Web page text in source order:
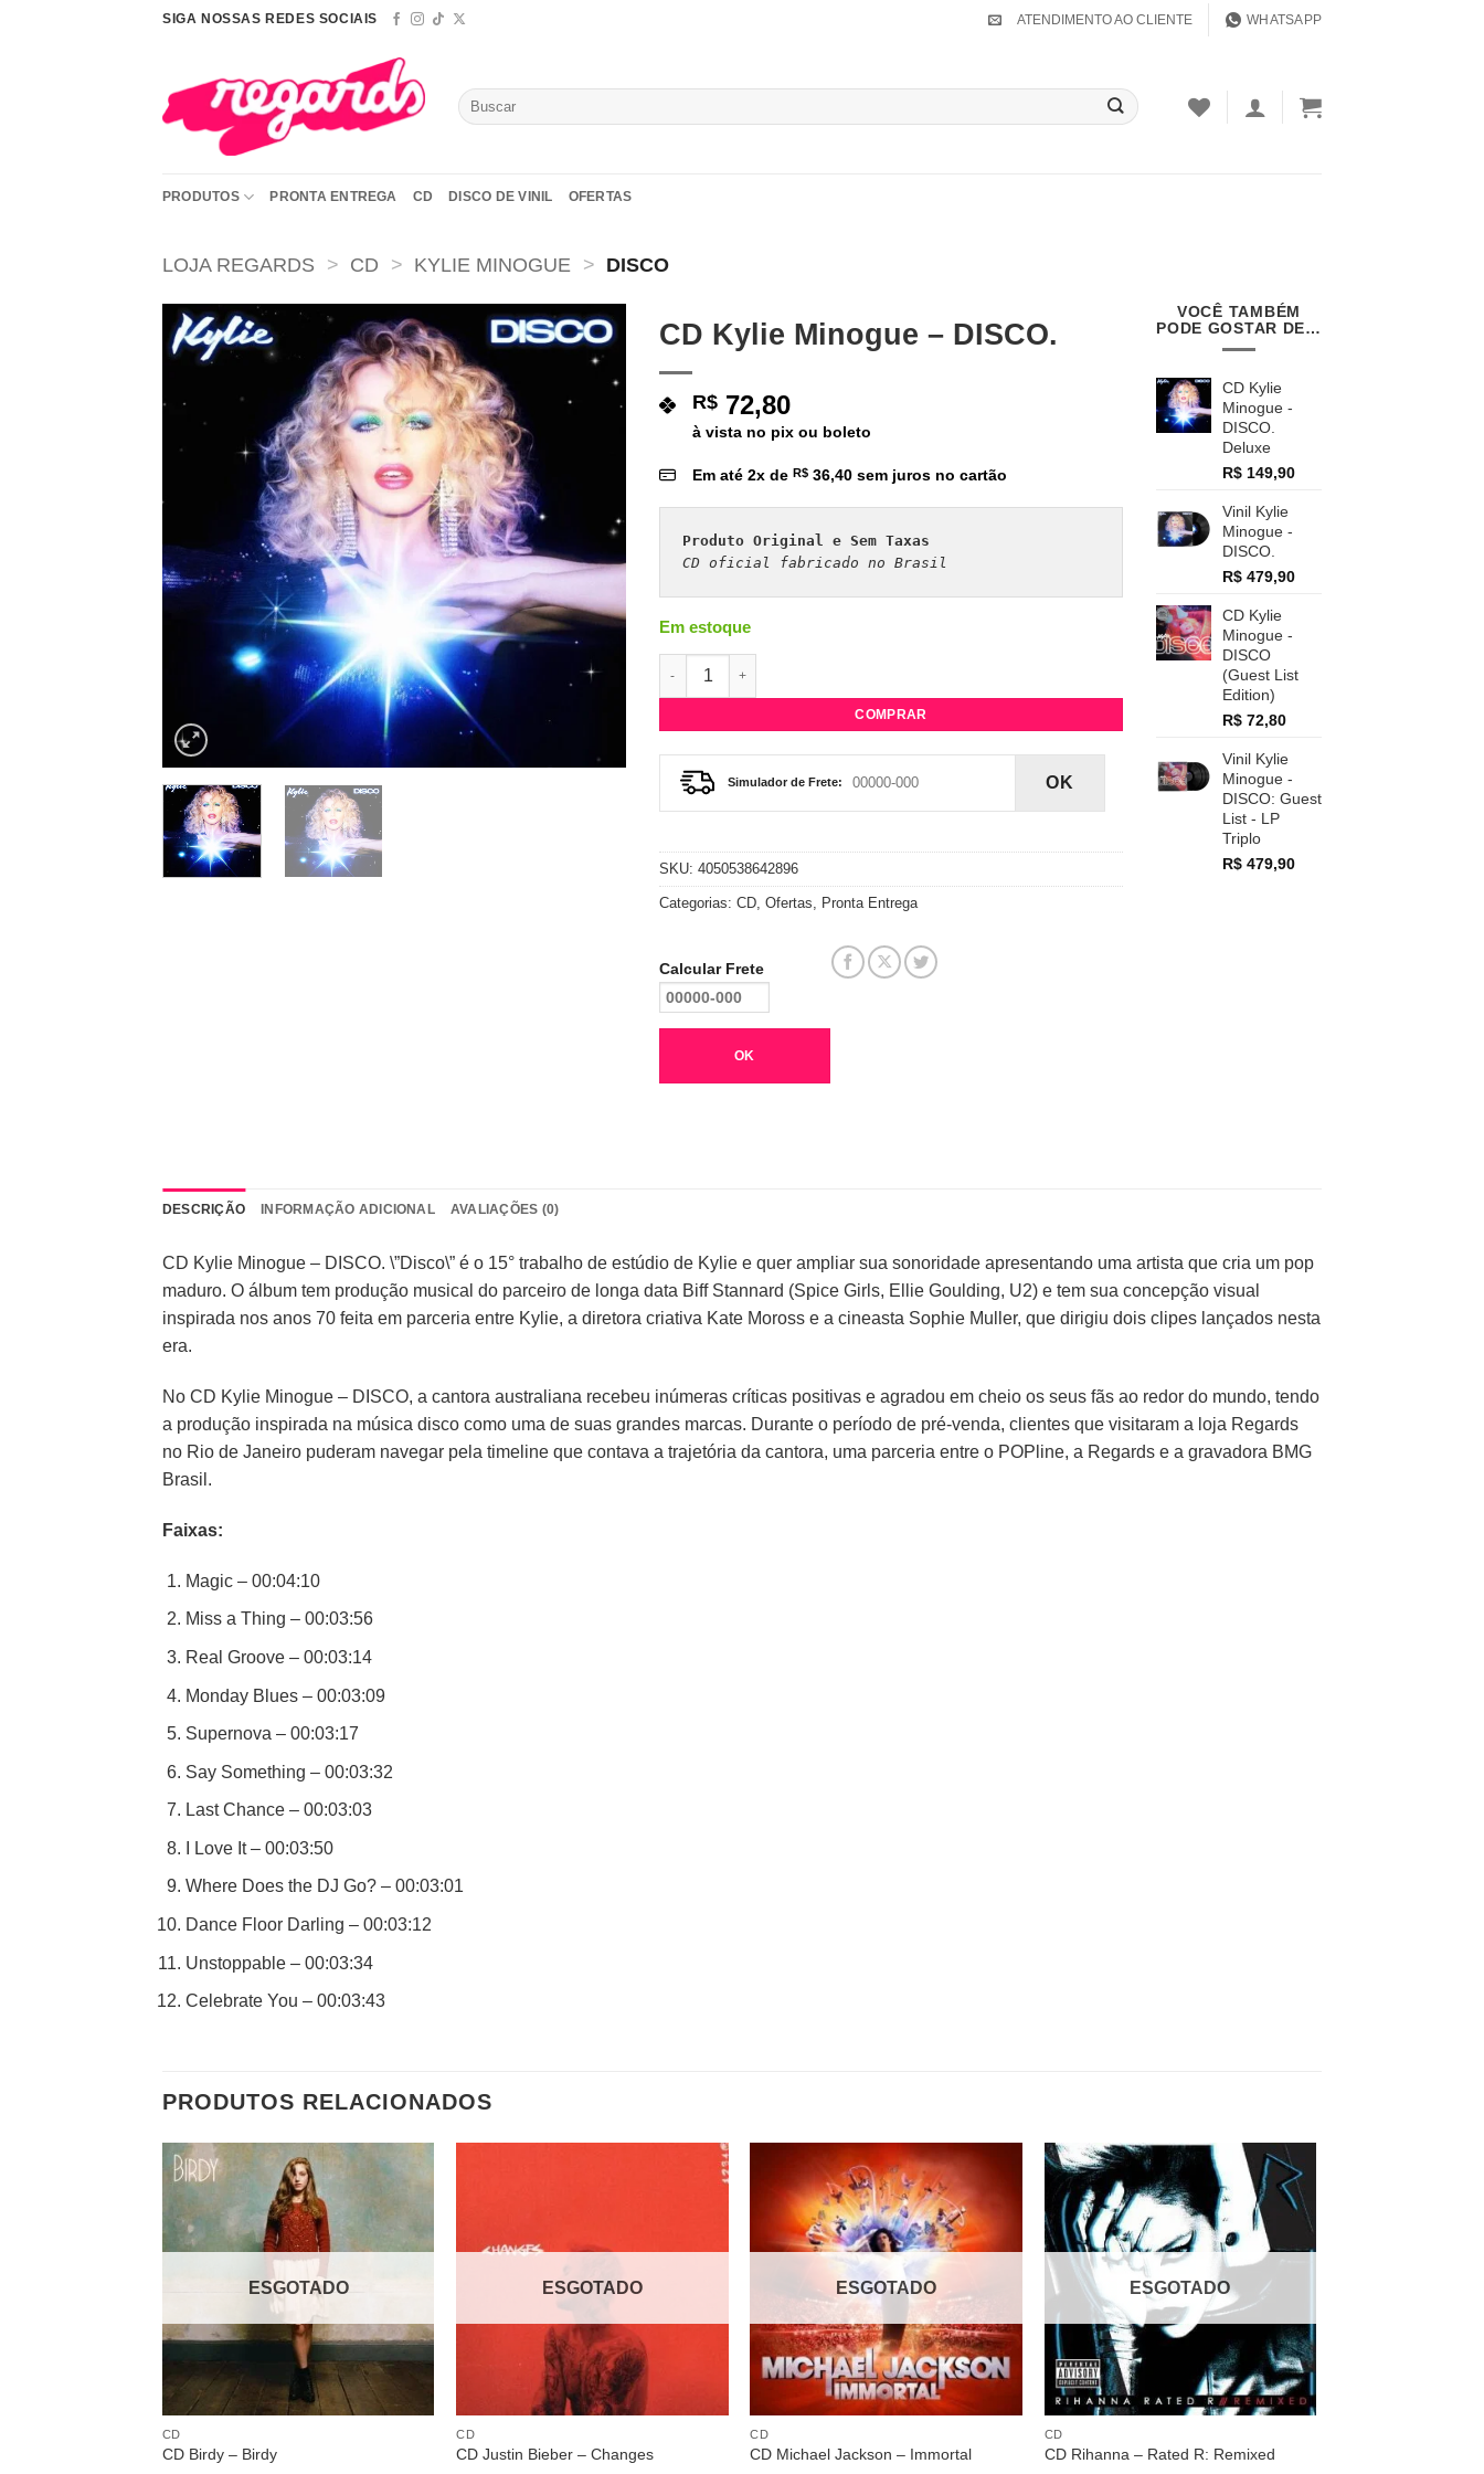
SIGA NOSSAS REDES SOCIAIS ATENDIMENTO AO CLIENTE WHATSAPP
Pesquisar
por:
PRODUTOS PRONTA ENTREGA CD DISCO DE VINIL OFERTAS
LOJA REGARDS > CD > KYLIE MINOGUE > DISCO
Adicionar
desejos
CD Kylie Minogue – DISCO.
R$ 72,80
à vista no pix ou boleto
Em até 2x de R$ 36,40 sem juros no cartão
Produto Original e Sem Taxas
CD oficial fabricado no Brasil
Em estoque
CD Kylie Minogue - DISCO. quantidade
COMPRAR
Simulador de Frete: OK
SKU: 4050538642896
Categorias: CD Ofertas Pronta Entrega
Calcular Frete
OK
VOCÊ TAMBÉM
PODE GOSTAR DE…
CD Kylie
Minogue -
DISCO.
Deluxe
R$ 149,90
Vinil Kylie
Minogue -
DISCO.
R$ 479,90
CD Kylie
Minogue -
DISCO
(Guest List
Edition)
R$ 72,80
Vinil Kylie
Minogue -
DISCO: Guest
List - LP
Triplo
R$ 479,90
DESCRIÇÃO INFORMAÇÃO ADICIONAL AVALIAÇÕES (0)
CD Kylie Minogue – DISCO. \”Disco\” é o 15° trabalho de estúdio de Kylie e quer ampliar sua sonoridade apresentando uma artista que cria um pop
maduro. O álbum tem produção musical do parceiro de longa data Biff Stannard (Spice Girls, Ellie Goulding, U2) e tem sua concepção visual
inspirada nos anos 70 feita em parceria entre Kylie, a diretora criativa Kate Moross e a cineasta Sophie Muller, que dirigiu dois clipes lançados nesta
era.
No CD Kylie Minogue – DISCO, a cantora australiana recebeu inúmeras críticas positivas e agradou em cheio os seus fãs ao redor do mundo, tendo
a produção inspirada na música disco como uma de suas grandes marcas. Durante o período de pré-venda, clientes que visitaram a loja Regards
no Rio de Janeiro puderam navegar pela timeline que contava a trajetória da cantora, uma parceria entre o POPline, a Regards e a gravadora BMG
Brasil.
Faixas:
Magic – 00:04:10
Miss a Thing – 00:03:56
Real Groove – 00:03:14
Monday Blues – 00:03:09
Supernova – 00:03:17
Say Something – 00:03:32
Last Chance – 00:03:03
I Love It – 00:03:50
Where Does the DJ Go? – 00:03:01
Dance Floor Darling – 00:03:12
Unstoppable – 00:03:34
Celebrate You – 00:03:43
PRODUTOS RELACIONADOS
ESGOTADO
CD
CD Birdy – Birdy
ESGOTADO
CD
CD Justin Bieber – Changes
Adicionar
a lista de
desejos
ESGOTADO
CD
CD Michael Jackson – Immortal
Adicionar
a lista de
desejos
ESGOTADO
CD
CD Rihanna – Rated R: Remixed